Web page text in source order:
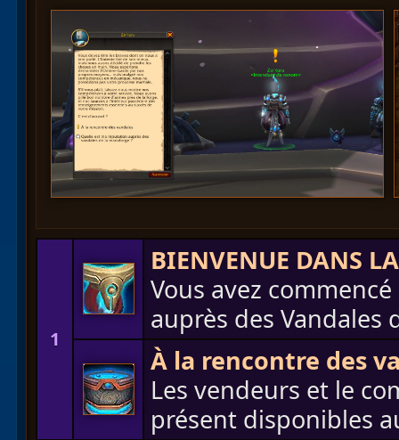
1
BIENVENUE DANS
Vous avez
auprès des Vandales
À la rencontre des
Les vendeurs et le
présent disponibles